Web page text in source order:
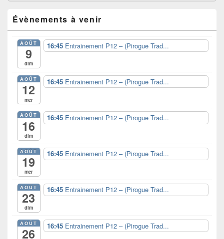
principale
de
widget
pour
barre
latérale
Évènements à venir
AOÛT
9
dim
16:45 Entrainement P12 – (Pirogue Trad...
AOÛT
12
mer
16:45 Entrainement P12 – (Pirogue Trad...
AOÛT
16
dim
16:45 Entrainement P12 – (Pirogue Trad...
AOÛT
19
mer
16:45 Entrainement P12 – (Pirogue Trad...
AOÛT
23
dim
16:45 Entrainement P12 – (Pirogue Trad...
AOÛT
26
16:45 Entrainement P12 – (Pirogue Trad...